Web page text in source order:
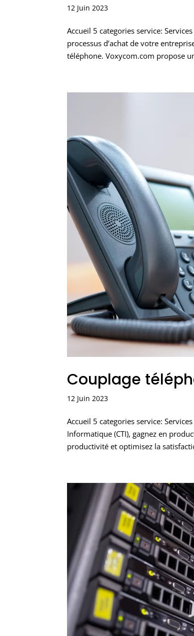
12 Juin 2023
Accueil 5 categories service:
processus d’achat de votre
téléphone. Voxycom.com propose
Couplage
12 Juin 2023
Accueil 5 categories service:
Informatique (CTI), gagnez en
productivité et optimisez la